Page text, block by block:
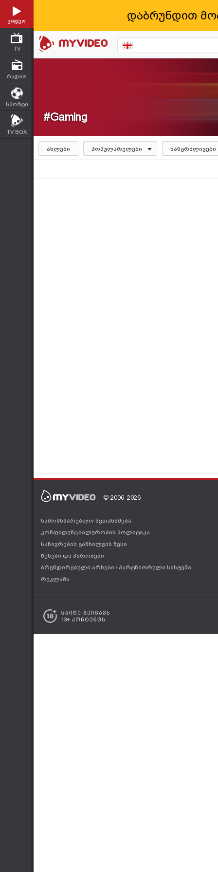
დაბრუნდით
ვიდეო
TV
რადიო
სპორტი
TV BOX
#Gaming
ახლები პოპულარულები ხანგრძლივები
© 2006-2026
სამომხმარებლო შეთანხმება
კონფიდენციალურობის პოლიტიკა
საჩივრების განხილვის წესი
წესები და პირობები
ბრენდირებული არხები / პარტნიორული სისტემა
რეკლამა